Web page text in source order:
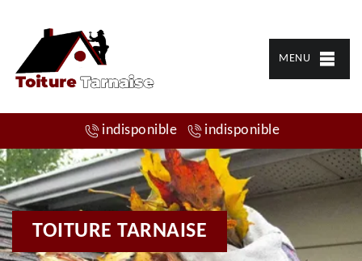
MENU
indisponible indisponible
TOITURE TARNAISE